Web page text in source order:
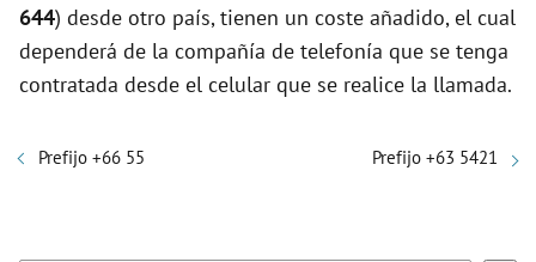
644) desde otro país, tienen un coste añadido, el cual
dependerá de la compañía de telefonía que se tenga
contratada desde el celular que se realice la llamada.
Prefijo +66 55 Prefijo +63 5421